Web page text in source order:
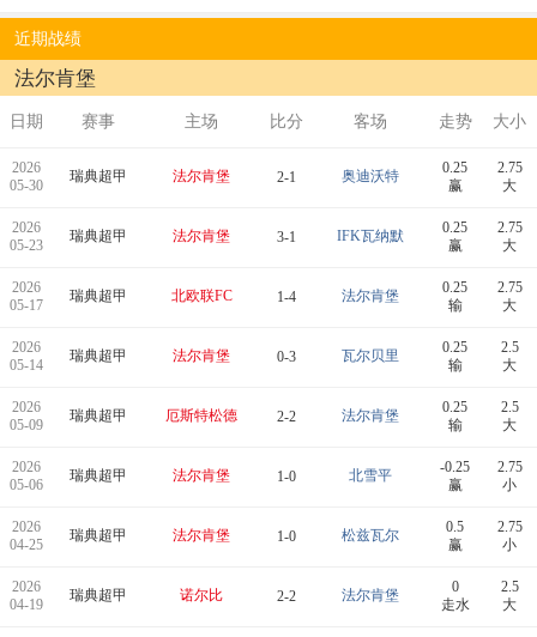
近期战绩
法尔肯堡
日期 赛事 主场 比分 客场 走势 大小
2026
05-30
瑞典超甲 法尔肯堡 2-1 奥迪沃特
0.25
赢
2.75
大
2026
05-23
瑞典超甲 法尔肯堡 3-1 IFK瓦纳默
0.25
赢
2.75
大
2026
05-17
瑞典超甲 北欧联FC 1-4 法尔肯堡
0.25
输
2.75
大
2026
05-14
瑞典超甲 法尔肯堡 0-3 瓦尔贝里
0.25
输
2.5
大
2026
05-09
瑞典超甲 厄斯特松德 2-2 法尔肯堡
0.25
输
2.5
大
2026
05-06
瑞典超甲 法尔肯堡 1-0 北雪平
-0.25
赢
2.75
小
2026
04-25
瑞典超甲 法尔肯堡 1-0 松兹瓦尔
0.5
赢
2.75
小
2026
04-19
瑞典超甲 诺尔比 2-2 法尔肯堡
0
走水
2.5
大